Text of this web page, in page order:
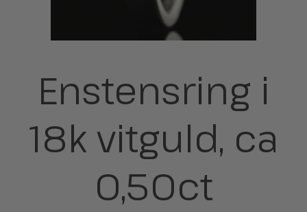
Enstensring i
18k vitguld, ca
0,50ct